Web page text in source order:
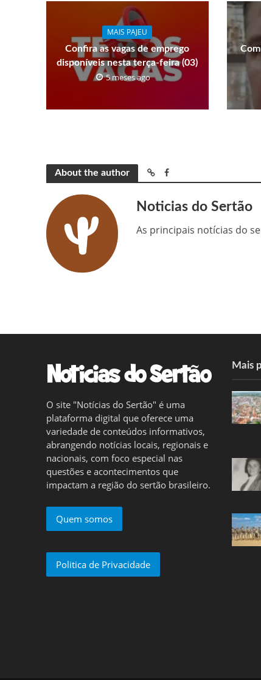
MAIS PAJEU
Confira as vagas de emprego
disponíveis nesta terça-feira (03)
5 meses ago
About the author
Noticias do Sertão
As principais notícias do
O site "Notícias do Sertão" é uma
plataforma digital que oferece uma
variedade de conteúdos informativos,
abrangendo notícias locais, regionais e
nacionais, com foco especial nas
questões e acontecimentos que
impactam a região do sertão brasileiro.
Quem somos
Politica de Privacidade
Mais